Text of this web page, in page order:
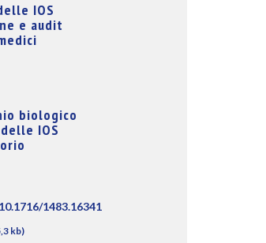
IOS
e audit
biologico
IOS
10.1716/1483.16341
kb)